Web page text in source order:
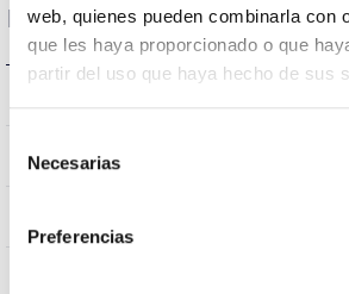
web, quienes pueden combinarla con
que les haya proporcionado o que
partir del uso que haya hecho de sus
Necesarias
Preferencias
Datos ópticos
CRI Índice de repr. cromática